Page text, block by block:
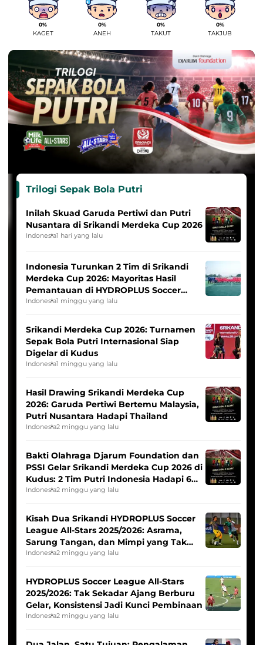
0%
KAGET
0%
ANEH
0%
TAKUT
0%
TAKJUB
Trilogi Sepak Bola Putri
Inilah Skuad Garuda Pertiwi dan Putri
Nusantara di Srikandi Merdeka Cup 2026
Indonesia1 hari yang lalu
Indonesia Turunkan 2 Tim di Srikandi
Merdeka Cup 2026: Mayoritas Hasil
Pemantauan di HYDROPLUS Soccer
League
Indonesia1 minggu yang lalu
Srikandi Merdeka Cup 2026: Turnamen
Sepak Bola Putri Internasional Siap
Digelar di Kudus
Indonesia1 minggu yang lalu
Hasil Drawing Srikandi Merdeka Cup
2026: Garuda Pertiwi Bertemu Malaysia,
Putri Nusantara Hadapi Thailand
Indonesia2 minggu yang lalu
Bakti Olahraga Djarum Foundation dan
PSSI Gelar Srikandi Merdeka Cup 2026 di
Kudus: 2 Tim Putri Indonesia Hadapi 6
Tim Asia
Indonesia2 minggu yang lalu
Kisah Dua Srikandi HYDROPLUS Soccer
League All-Stars 2025/2026: Asrama,
Sarung Tangan, dan Mimpi yang Tak
Pernah Padam
Indonesia2 minggu yang lalu
HYDROPLUS Soccer League All-Stars
2025/2026: Tak Sekadar Ajang Berburu
Gelar, Konsistensi Jadi Kunci Pembinaan
Indonesia2 minggu yang lalu